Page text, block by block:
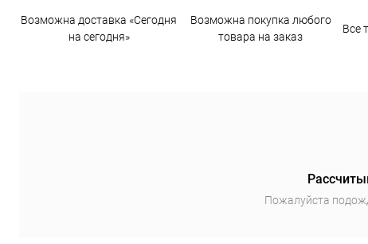
Возможна доставка «Сегодня
на сегодня»
Возможна покупка любого
товара на заказ
Все
Пожалуйста